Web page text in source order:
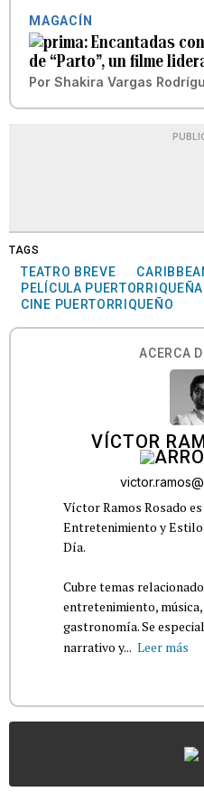
MAGACÍN
Encantadas
de “Parto”, un filme
Por Shakira Vargas
TAGS
TEATRO BREVE
PELÍCULA PUERTORRIQUEÑA
CINE PUERTORRIQUEÑO
ACERCA
VÍCTOR
Víctor Ramos Rosado
Entretenimiento y
Día.
Cubre temas
entretenimiento,
gastronomía. Se
narrativo y... Leer más